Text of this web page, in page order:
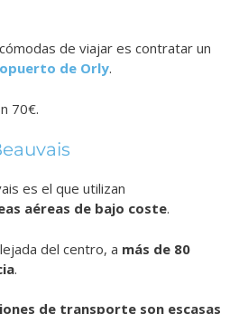
de viajar es contratar un
de Orly.
70€.
es el que utilizan
aéreas de bajo coste.
del centro, a más de 80
.
de transporte son escasas